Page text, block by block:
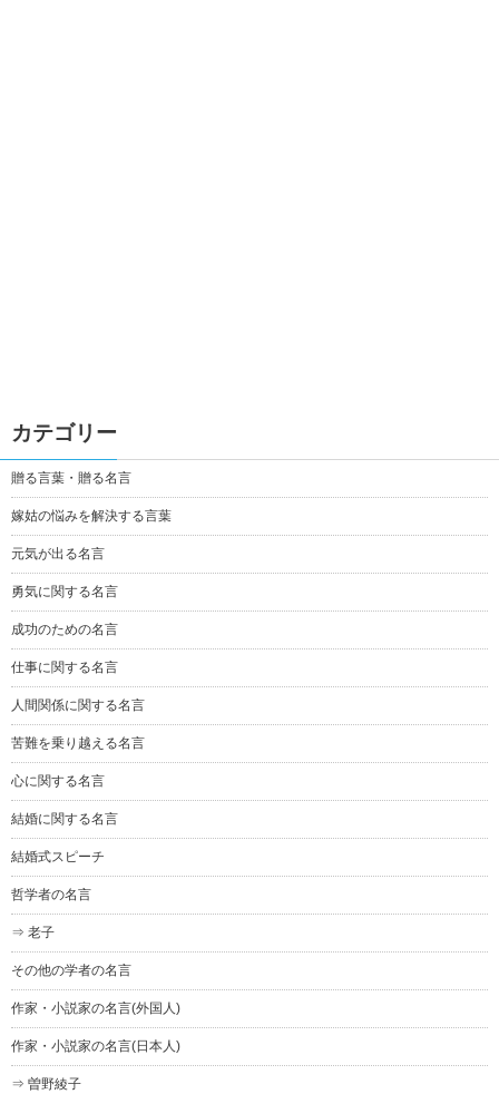
カテゴリー
贈る言葉・贈る名言
嫁姑の悩みを解決する言葉
元気が出る名言
勇気に関する名言
成功のための名言
仕事に関する名言
人間関係に関する名言
苦難を乗り越える名言
心に関する名言
結婚に関する名言
結婚式スピーチ
哲学者の名言
⇒ 老子
その他の学者の名言
作家・小説家の名言(外国人)
作家・小説家の名言(日本人)
⇒ 曽野綾子